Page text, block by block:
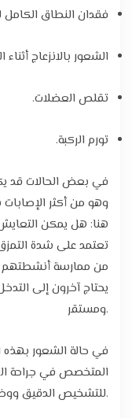
فقدان النطاق الكامل
الشعور بالانزعاج
تقلص العضلات.
تورم الركبة.
في بعض الحالات قد
وهو من أكثر
هنا: هل يمكن التعايش
تعتمد على شدة
من ممارسة أنشطتهم
يحتاج آخرون إلى
ومستقر.
في حالة الشعور
المتخصص في جراحة
للتشخيص الدقيق ووضع خطة العلاج المناسبة.